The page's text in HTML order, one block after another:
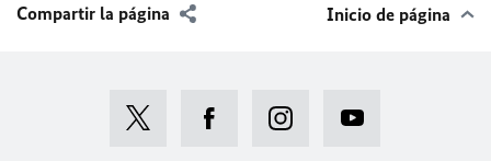
Compartir la página Inicio de página